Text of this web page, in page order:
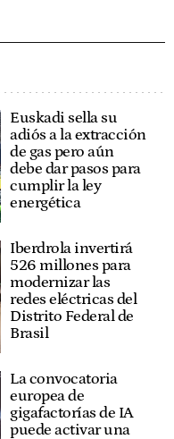
Euskadi sella su
adiós a la extracción
de gas pero aún
debe dar pasos para
cumplir la ley
energética
Iberdrola invertirá
526 millones para
modernizar las
redes eléctricas del
Distrito Federal de
Brasil
La convocatoria
europea de
gigafactorías de IA
puede activar una